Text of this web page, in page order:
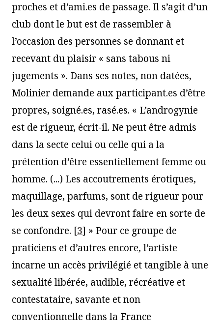
proches et d’ami.es de passage. Il s’agit d’un
club dont le but est de rassembler à
l’occasion des personnes se donnant et
recevant du plaisir « sans tabous ni
jugements ». Dans ses notes, non datées,
Molinier demande aux participant.es d’être
propres, soigné.es, rasé.es. « L’androgynie
est de rigueur, écrit-il. Ne peut être admis
dans la secte celui ou celle qui a la
prétention d’être essentiellement femme ou
homme. (...) Les accoutrements érotiques,
maquillage, parfums, sont de rigueur pour
les deux sexes qui devront faire en sorte de
se confondre. [3] » Pour ce groupe de
praticiens et d’autres encore, l’artiste
incarne un accès privilégié et tangible à une
sexualité libérée, audible, récréative et
contestataire, savante et non
conventionnelle dans la France